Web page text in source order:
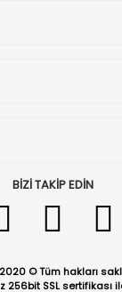
BİZİ TAKİP EDİN
2020 © Tüm hakları
256bit SSL sertifikası